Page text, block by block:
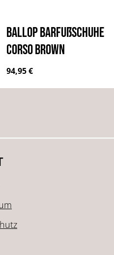
BALLOP Barfußschuhe
Corso brown
Regulärer Preis:
94,95 €